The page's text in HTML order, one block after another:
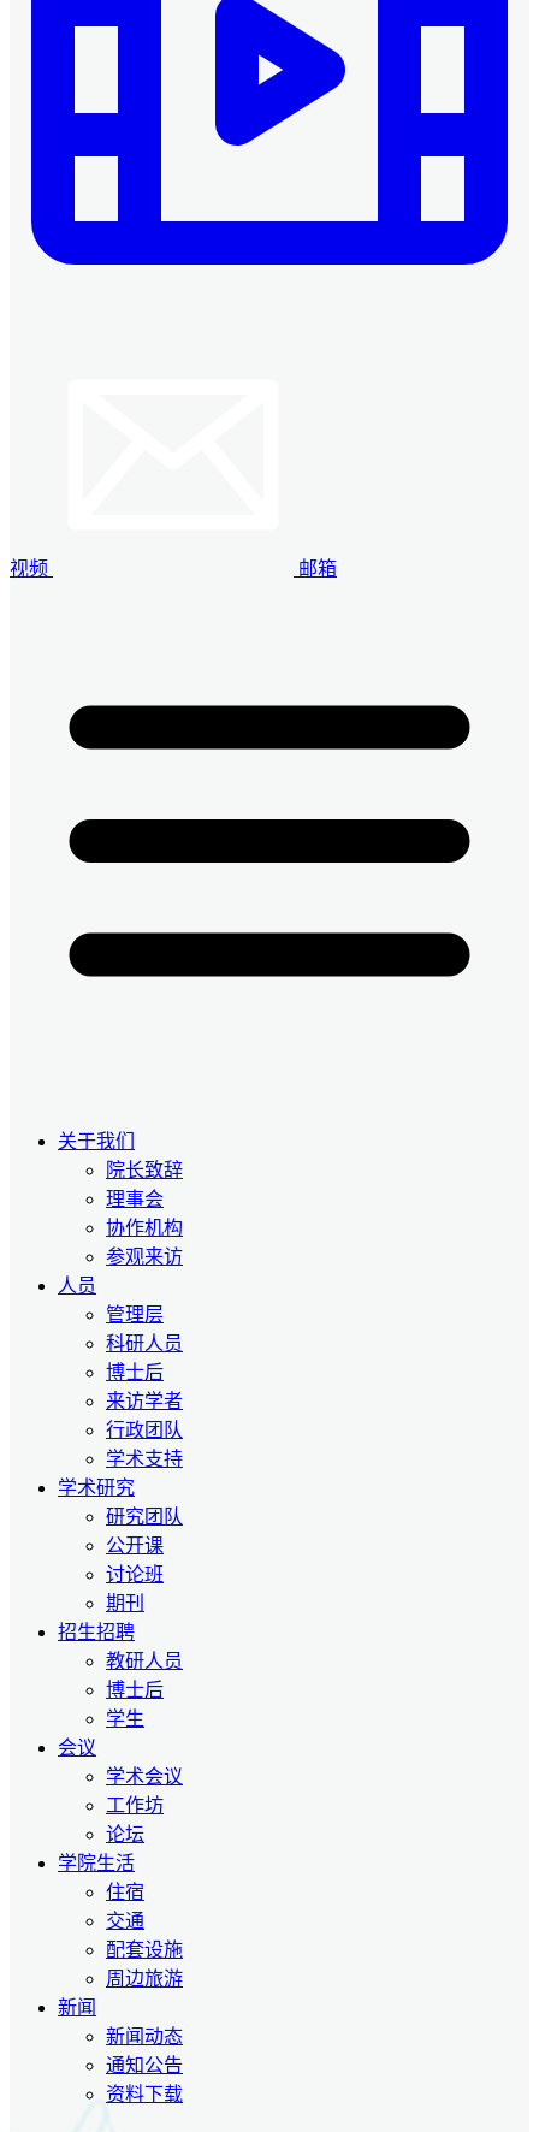
视频 邮箱
关于我们
院长致辞
理事会
协作机构
参观来访
人员
管理层
科研人员
博士后
来访学者
行政团队
学术支持
学术研究
研究团队
公开课
讨论班
期刊
招生招聘
教研人员
博士后
学生
会议
学术会议
工作坊
论坛
学院生活
住宿
交通
配套设施
周边旅游
新闻
新闻动态
通知公告
资料下载